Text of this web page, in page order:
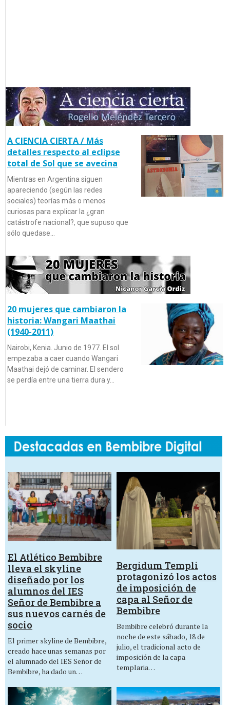
A CIENCIA CIERTA / Más
detalles respecto al eclipse
total de Sol que se avecina
Mientras en Argentina siguen
apareciendo (según las redes
sociales) teorías más o menos
curiosas para explicar la ¿gran
catástrofe nacional?, que supuso que
sólo quedase…
20 mujeres que cambiaron la
historia: Wangari Maathai
(1940-2011)
Nairobi, Kenia. Junio de 1977. El sol
empezaba a caer cuando Wangari
Maathai dejó de caminar. El sendero
se perdía entre una tierra dura y…
El Atlético Bembibre
lleva el skyline
diseñado por los
alumnos del IES
Señor de Bembibre a
sus nuevos carnés de
socio
El primer skyline de Bembibre,
creado hace unas semanas por
el alumnado del IES Señor de
Bembibre, ha dado un…
Bergidum Templi
protagonizó los actos
de imposición de
capa al Señor de
Bembibre
Bembibre celebró durante la
noche de este sábado, 18 de
julio, el tradicional acto de
imposición de la capa
templaria…